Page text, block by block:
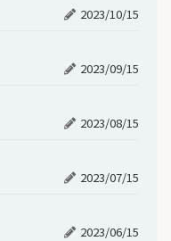
2023/10/15
2023/09/15
2023/08/15
2023/07/15
2023/06/15